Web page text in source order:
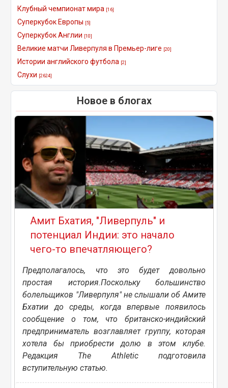
Клубный чемпионат мира [16]
Суперкубок Европы [5]
Суперкубок Англии [10]
Великие матчи Ливерпуля в Премьер-лиге [20]
Истории английского футбола [2]
Слухи [2624]
Новое в блогах
Амит Бхатия, "Ливерпуль" и
потенциал Индии: это начало
чего-то впечатляющего?
Предполагалось, что это будет довольно
простая история.Поскольку большинство
болельщиков "Ливерпуля" не слышали об Амите
Бхатии до среды, когда впервые появилось
сообщение о том, что британско-индийский
предприниматель возглавляет группу, которая
хотела бы приобрести долю в этом клубе.
Редакция The Athletic подготовила
вступительную статью.